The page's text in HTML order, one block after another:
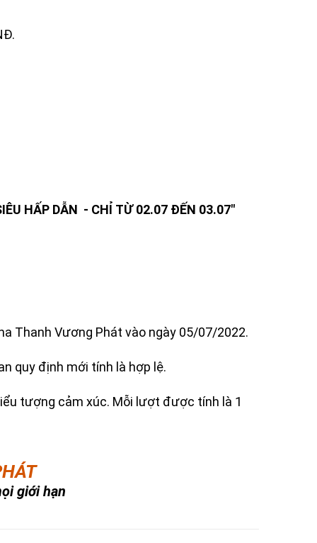
HẤP DẪN - CHỈ TỪ 02.07 ĐẾN 03.07"
Thanh Vương Phát vào ngày 05/07/2022.
quy định mới tính là hợp lệ.
tượng cảm xúc. Mỗi lượt được tính là 1
giới hạn